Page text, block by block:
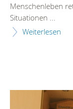
Menschenleben
Situationen ...
Weiterlesen